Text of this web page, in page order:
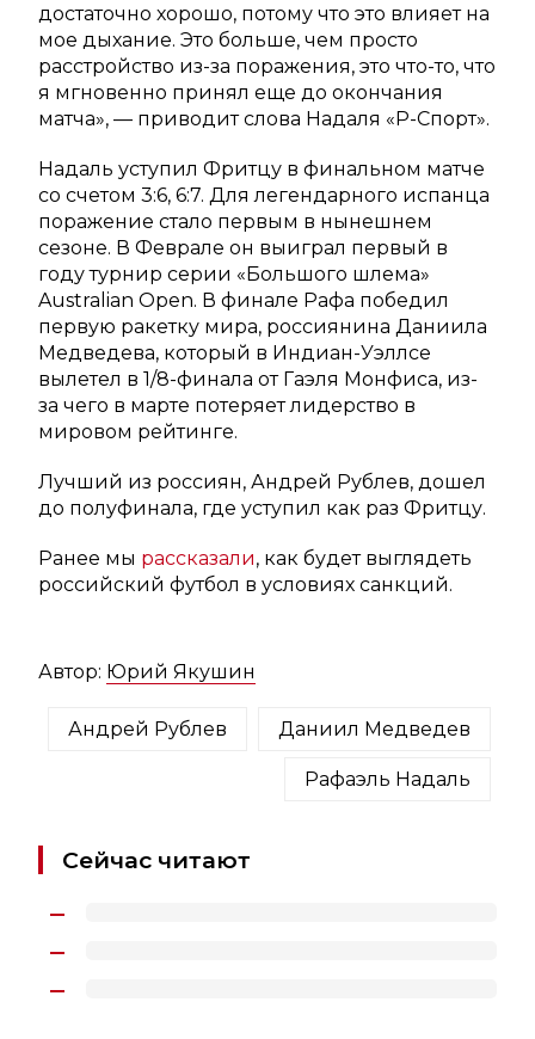
достаточно хорошо, потому что это влияет на
мое дыхание. Это больше, чем просто
расстройство из-за поражения, это что-то, что
я мгновенно принял еще до окончания
матча», — приводит слова Надаля «Р-Спорт».
Надаль уступил Фритцу в финальном матче
со счетом 3:6, 6:7. Для легендарного испанца
поражение стало первым в нынешнем
сезоне. В Феврале он выиграл первый в
году турнир серии «Большого шлема»
Australian Open. В финале Рафа победил
первую ракетку мира, россиянина Даниила
Медведева, который в Индиан-Уэллсе
вылетел в 1/8-финала от Гаэля Монфиса, из-
за чего в марте потеряет лидерство в
мировом рейтинге.
Лучший из россиян, Андрей Рублев, дошел
до полуфинала, где уступил как раз Фритцу.
Ранее мы рассказали, как будет выглядеть
российский футбол в условиях санкций.
Автор: Юрий Якушин
Андрей Рублев Даниил Медведев
Рафаэль Надаль
Сейчас читают